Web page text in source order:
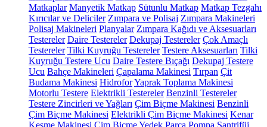
Matkaplar Manyetik Matkap Sütunlu Matkap Matkap Tezgahı
Kırıcılar ve Deliciler Zımpara ve Polisaj Zımpara Makineleri
Polisaj Makineleri Planyalar Zımpara Kağıdı ve Aksesuarları
Testereler Daire Testereler Dekupaj Testereler Çok Amaçlı
Testereler Tilki Kuyruğu Testereler Testere Aksesuarları Tilki
Kuyruğu Testere Ucu Daire Testere Bıçağı Dekupaj Testere
Ucu Bahçe Makineleri Çapalama Makinesi Tırpan Çit
Budama Makinesi HidroforYaprak Toplama Makinesi
Motorlu Testere Elektrikli Testereler Benzinli Testereler
Testere Zincirleri ve Yağları Çim Biçme Makinesi Benzinli
Çim Biçme Makinesi Elektrikli Çim Biçme Makinesi Kenar
Kesme Makinesi Çim Biçme Yedek Parça Pompa Santrifüj